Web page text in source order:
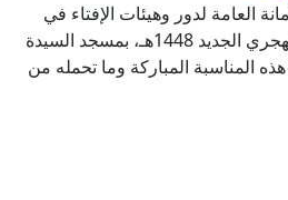
العامة لدور وهيئات الإفتاء في
العالم، مساء اليوم الإثنين، احتفال وزارة الأوقاف بمناسبة حلول العام الهجري الجديد 1448هـ، بمسجد السيدة
المناسبة المباركة وما تحمله من